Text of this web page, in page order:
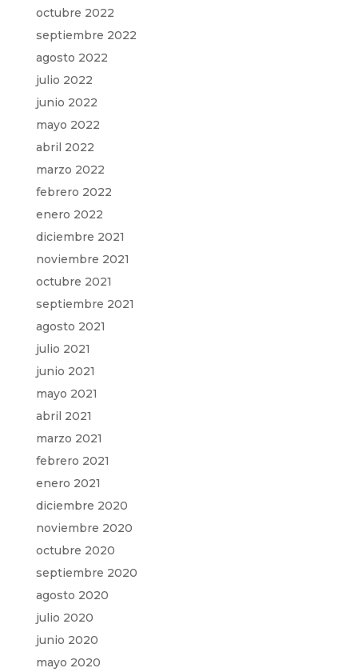
octubre 2022
septiembre 2022
agosto 2022
julio 2022
junio 2022
mayo 2022
abril 2022
marzo 2022
febrero 2022
enero 2022
diciembre 2021
noviembre 2021
octubre 2021
septiembre 2021
agosto 2021
julio 2021
junio 2021
mayo 2021
abril 2021
marzo 2021
febrero 2021
enero 2021
diciembre 2020
noviembre 2020
octubre 2020
septiembre 2020
agosto 2020
julio 2020
junio 2020
mayo 2020